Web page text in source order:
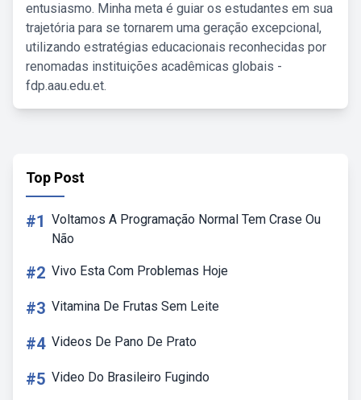
entusiasmo. Minha meta é guiar os estudantes em sua
trajetória para se tornarem uma geração excepcional,
utilizando estratégias educacionais reconhecidas por
renomadas instituições acadêmicas globais -
fdp.aau.edu.et.
Top Post
#1 Voltamos A Programação Normal Tem Crase Ou
Não
#2 Vivo Esta Com Problemas Hoje
#3 Vitamina De Frutas Sem Leite
#4 Videos De Pano De Prato
#5 Video Do Brasileiro Fugindo